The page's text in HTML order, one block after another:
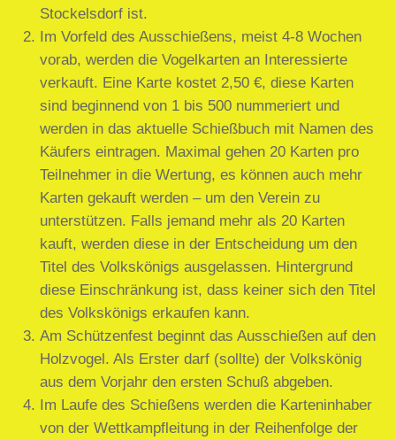
Stockelsdorf ist.
Im Vorfeld des Ausschießens, meist 4-8 Wochen
vorab, werden die Vogelkarten an Interessierte
verkauft. Eine Karte kostet 2,50 €, diese Karten
sind beginnend von 1 bis 500 nummeriert und
werden in das aktuelle Schießbuch mit Namen des
Käufers eintragen. Maximal gehen 20 Karten pro
Teilnehmer in die Wertung, es können auch mehr
Karten gekauft werden – um den Verein zu
unterstützen. Falls jemand mehr als 20 Karten
kauft, werden diese in der Entscheidung um den
Titel des Volkskönigs ausgelassen. Hintergrund
diese Einschränkung ist, dass keiner sich den Titel
des Volkskönigs erkaufen kann.
Am Schützenfest beginnt das Ausschießen auf den
Holzvogel. Als Erster darf (sollte) der Volkskönig
aus dem Vorjahr den ersten Schuß abgeben.
Im Laufe des Schießens werden die Karteninhaber
von der Wettkampfleitung in der Reihenfolge der